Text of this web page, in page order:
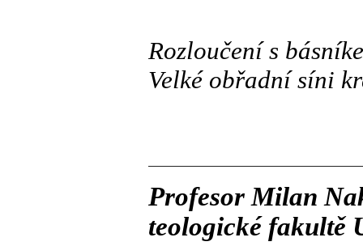
Rozloučení s
Velké obřadní síni
Profesor Milan
teologické fakultě